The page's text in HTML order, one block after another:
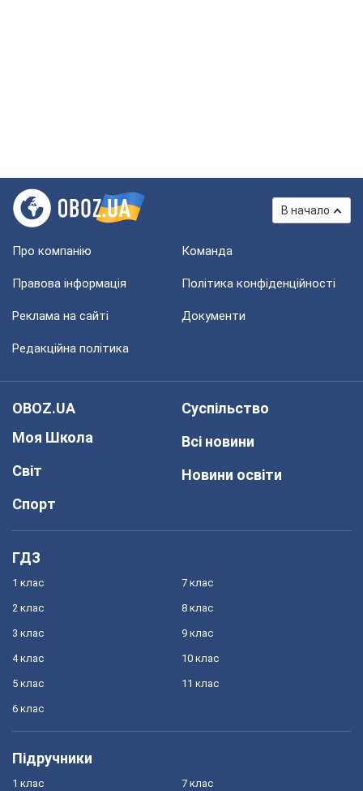
В начало
Про компанію Команда
Правова інформація Політика конфіденційності
Реклама на сайті Документи
Редакційна політика
OBOZ.UA
Моя Школа
Світ
Спорт
Суспільство
Всі новини
Новини освіти
ГДЗ
1 клас
2 клас
3 клас
4 клас
5 клас
6 клас
7 клас
8 клас
9 клас
10 клас
11 клас
Підручники
1 клас 7 клас